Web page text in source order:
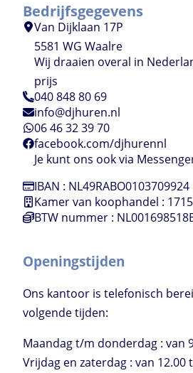
Bedrijfsgegevens
Van Dijklaan 17P
5581 WG Waalre
Wij draaien overal in
prijs
040 848 80 69
info@djhuren.nl
06 46 32 39 70
facebook.com/djhurennl
Je kunt ons ook via
IBAN : NL49RABO0103709924
Kamer van koophandel :
BTW nummer :
Openingstijden
Ons kantoor is telefonisch
volgende tijden:
Maandag t/m donderdag : van
Vrijdag en zaterdag : van 12.00